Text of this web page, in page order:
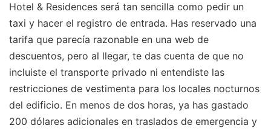
Hotel & Residences será tan sencilla como pedir un
taxi y hacer el registro de entrada. Has reservado una
tarifa que parecía razonable en una web de
descuentos, pero al llegar, te das cuenta de que no
incluiste el transporte privado ni entendiste las
restricciones de vestimenta para los locales nocturnos
del edificio. En menos de dos horas, ya has gastado
200 dólares adicionales en traslados de emergencia y